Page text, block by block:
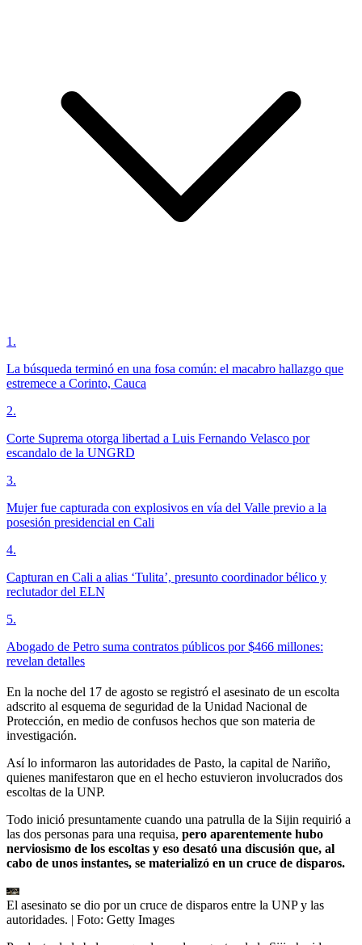
1 .
La búsqueda terminó en una fosa común: el macabro hallazgo que
estremece a Corinto, Cauca
2.
Corte Suprema otorga libertad a Luis Fernando Velasco por
escandalo de la UNGRD
3.
Mujer fue capturada con explosivos en vía del Valle previo a la
posesión presidencial en Cali
4.
Capturan en Cali a alias ‘Tulita’, presunto coordinador bélico y
reclutador del ELN
5.
Abogado de Petro suma contratos públicos por $466 millones:
revelan detalles
En la noche del 17 de agosto se registró el asesinato de un escolta
adscrito al esquema de seguridad de la Unidad Nacional de
Protección, en medio de confusos hechos que son materia de
investigación.
Así lo informaron las autoridades de Pasto, la capital de Nariño,
quienes manifestaron que en el hecho estuvieron involucrados dos
escoltas de la UNP.
Todo inició presuntamente cuando una patrulla de la Sijin requirió a
las dos personas para una requisa, pero aparentemente hubo
nerviosismo de los escoltas y eso desató una discusión que, al
cabo de unos instantes, se materializó en un cruce de disparos.
El asesinato se dio por un cruce de disparos entre la UNP y las
autoridades. | Foto: Getty Images